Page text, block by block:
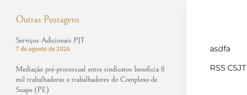
Outras Postagens
Serviços Adicionais PJT
7 de agosto de 2026
Mediação pré-processual entre sindicatos beneficia 8
mil trabalhadoras e trabalhadores do Complexo de
Suape (PE)
asdfa
RSS CSJT